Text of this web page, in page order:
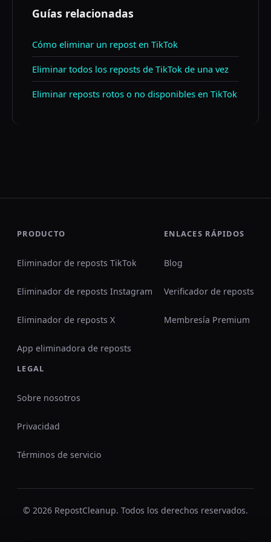
Guías relacionadas
Cómo eliminar un repost en TikTok
Eliminar todos los reposts de TikTok de una vez
Eliminar reposts rotos o no disponibles en TikTok
PRODUCTO
Eliminador de reposts TikTok
Eliminador de reposts Instagram
Eliminador de reposts X
App eliminadora de reposts
ENLACES RÁPIDOS
Blog
Verificador de reposts
Membresía Premium
LEGAL
Sobre nosotros
Privacidad
Términos de servicio
© 2026 RepostCleanup. Todos los derechos reservados.